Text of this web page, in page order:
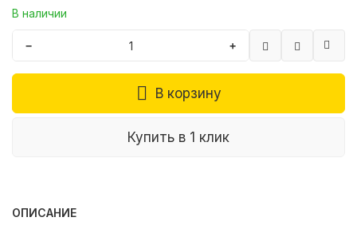
В наличии
− +
В корзину
Купить в 1 клик
ОПИСАНИЕ